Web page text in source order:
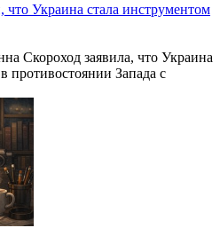
Украина стала инструментом
Скороход заявила, что Украина
противостоянии Запада с